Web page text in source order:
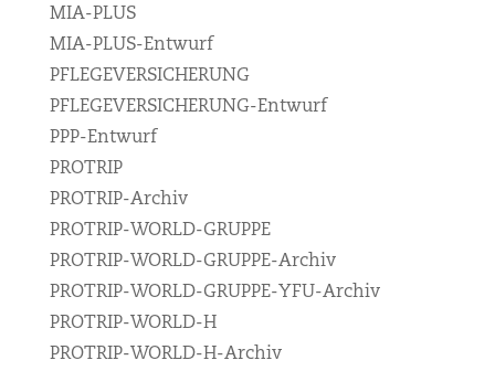
MIA-PLUS
MIA-PLUS-Entwurf
PFLEGEVERSICHERUNG
PFLEGEVERSICHERUNG-Entwurf
PPP-Entwurf
PROTRIP
PROTRIP-Archiv
PROTRIP-WORLD-GRUPPE
PROTRIP-WORLD-GRUPPE-Archiv
PROTRIP-WORLD-GRUPPE-YFU-Archiv
PROTRIP-WORLD-H
PROTRIP-WORLD-H-Archiv